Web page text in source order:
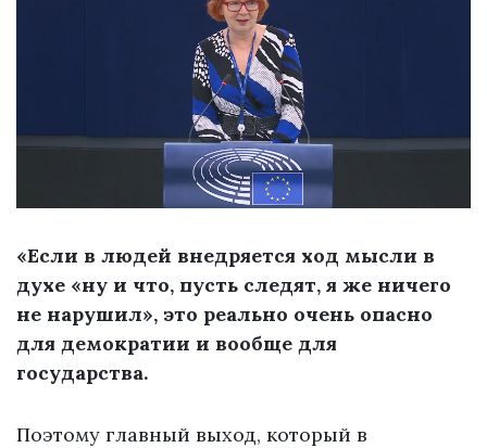
«Если в людей внедряется ход мысли в
духе «ну и что, пусть следят, я же ничего
не нарушил», это реально очень опасно
для демократии и вообще для
государства.
Поэтому главный выход, который в